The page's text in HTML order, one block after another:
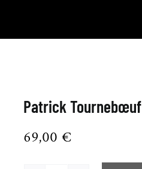
Patrick Tournebœuf
69,00€